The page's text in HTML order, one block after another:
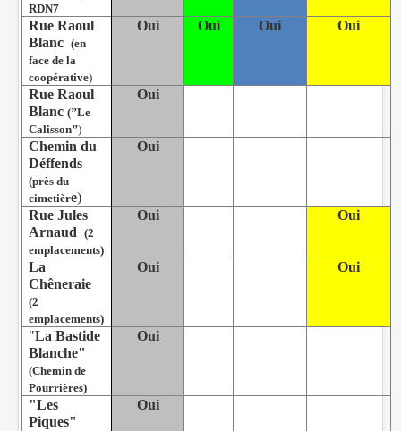
RDN7
Rue Raoul
Blanc(en
face de la
coopérative)
Oui Oui Oui Oui
Rue Raoul
Blanc(’’Le
Calisson’’)
Oui
Chemin du
Déffends
(près du
cimetière)
Oui
Rue Jules
Arnaud
(2
emplacements)
Oui Oui
La
Chêneraie
(2
emplacements)
Oui Oui
"La Bastide
Blanche"
(Chemin de
Pourrières)
Oui
"Les
Piques"
Oui